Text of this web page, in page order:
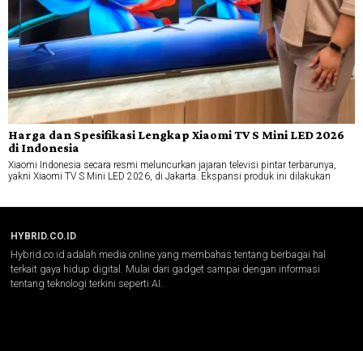
Harga dan Spesifikasi Lengkap Xiaomi TV S Mini LED 2026
di Indonesia
Xiaomi Indonesia secara resmi meluncurkan jajaran televisi pintar terbarunya,
yakni Xiaomi TV S Mini LED 2026, di Jakarta. Ekspansi produk ini dilakukan
HYBRID.CO.ID
Hybrid.co.id adalah media online yang membahas tentang berbagai hal
terkait gaya hidup digital. Mulai dari gadget sampai dengan informasi
tentang teknologi terkini seperti AI.